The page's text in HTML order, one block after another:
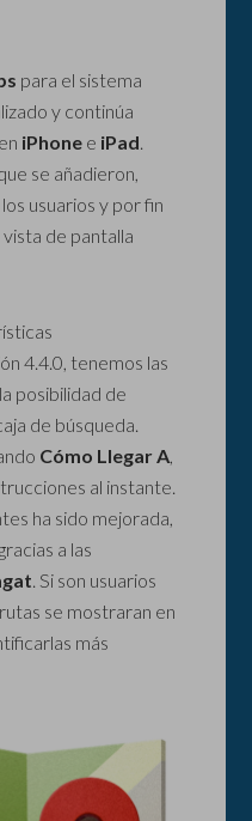
para el sistema
y continúa
iPhone e iPad.
se añadieron,
usuarios y por fin
de pantalla
4.4.0, tenemos las
posibilidad de
de búsqueda.
Cómo Llegar A,
al instante.
ha sido mejorada,
a las
. Si son usuarios
se mostraran en
más